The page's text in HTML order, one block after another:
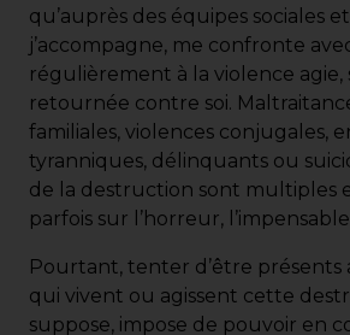
qu’auprès des équipes sociales
j’accompagne, me confronte
régulièrement à la violence agie,
retournée contre soi.
familiales, violences conjugales,
tyranniques, délinquants ou
de la destruction sont multiples
parfois sur l’horreur,
Pourtant, tenter d’être présents
qui vivent ou agissent cette
suppose, impose de pouvoir en